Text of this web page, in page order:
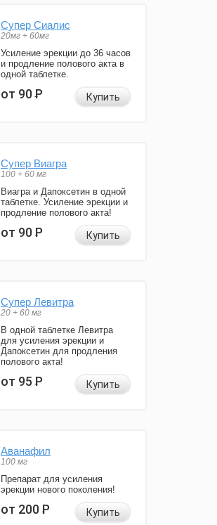
Супер Сиалис
20мг + 60мг
Усиление эрекции до 36 часов
и продление полового акта в
одной таблетке.
от 90Р Купить
Супер Виагра
100 + 60 мг
Виагра и Дапоксетин в одной
таблетке. Усиление эрекции и
продление полового акта!
от 90Р Купить
Супер Левитра
20 + 60 мг
В одной таблетке Левитра
для усиления эрекции и
Дапоксетин для продления
полового акта!
от 95Р Купить
Аванафил
100 мг
Препарат для усиления
эрекции нового поколения!
от 200Р Купить